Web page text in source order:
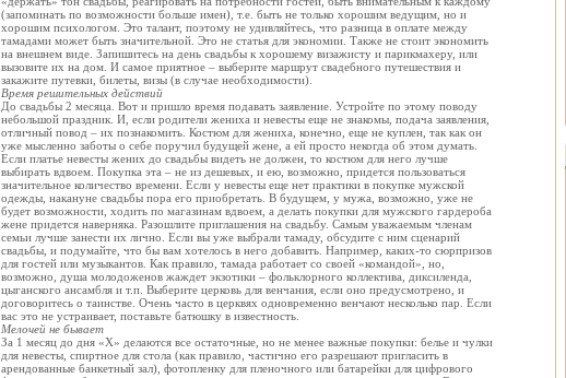
(запоминать по возможности больше имен), т.е. быть не только хорошим ведущим, но и
хорошим психологом. Это талант, поэтому не удивляйтесь, что разница в оплате между
тамадами может быть значительной. Это не статья для экономии. Также не стоит экономить
на внешнем виде. Запишитесь на день свадьбы к хорошему визажисту и парикмахеру, или
вызовите их на дом. И самое приятное – выберите маршрут свадебного путешествия и
закажите путевки, билеты, визы (в случае необходимости).
Время решительных действий
До свадьбы 2 месяца. Вот и пришло время подавать заявление. Устройте по этому поводу
небольшой праздник. И, если родители жениха и невесты еще не знакомы, подача заявления,
отличный повод – их познакомить. Костюм для жениха, конечно, еще не куплен, так как он
уже мысленно заботы о себе поручил будущей жене, а ей просто некогда об этом думать.
Если платье невесты жених до свадьбы видеть не должен, то костюм для него лучше
выбирать вдвоем. Покупка эта – не из дешевых, и ею, возможно, придется пользоваться
значительное количество времени. Если у невесты еще нет практики в покупке мужской
одежды, накануне свадьбы пора его приобретать. В будущем, у мужа, возможно, уже не
будет возможности, ходить по магазинам вдвоем, а делать покупки для мужского гардероба
жене придется наверняка. Разошлите приглашения на свадьбу. Самым уважаемым членам
семьи лучше занести их лично. Если вы уже выбрали тамаду, обсудите с ним сценарий
свадьбы, и подумайте, что бы вам хотелось в него добавить. Например, каких-то сюрпризов
для гостей или музыкантов. Как правило, тамада работает со своей «командой», но,
возможно, душа молодоженов жаждет экзотики – фольклорного коллектива, диксиленда,
цыганского ансамбля и т.п. Выберите церковь для венчания, если оно предусмотрено, и
договоритесь о таинстве. Очень часто в церквях одновременно венчают несколько пар. Если
вас это не устраивает, поставьте батюшку в известность.
Мелочей не бывает
За 1 месяц до дня «Х» делаются все остаточные, но не менее важные покупки: белье и чулки
для невесты, спиртное для стола (как правило, частично его разрешают пригласить в
арендованные банкетный зал), фотопленку для пленочного или батарейки для цифрового